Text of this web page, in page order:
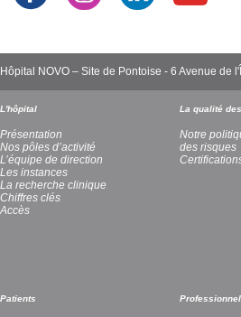
Hôpital NOVO – Site de Pontoise - 6 Avenue de
L'hôpital
Présentation
Nos pôles d’activité
L’équipe de direction
Les instances
La recherche clinique
Chiffres clés
Accès
La qualité
Notre
des risques
Patients